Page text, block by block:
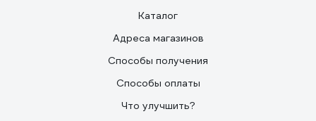
Каталог
Адреса магазинов
Способы получения
Способы оплаты
Что улучшить?